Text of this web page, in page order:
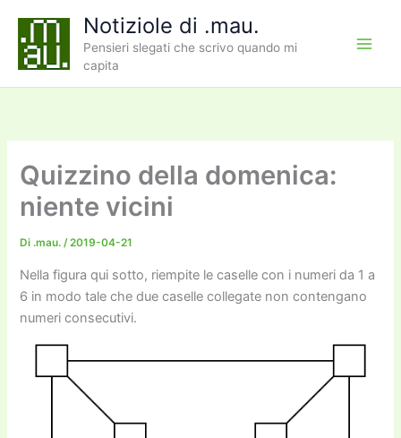
contenuto
Notiziole di .mau.
Pensieri slegati che scrivo quando mi
capita
Quizzino della domenica:
niente vicini
Di .mau./2019-04-21
Nella figura qui sotto, riempite le caselle con i numeri da 1 a
6 in modo tale che due caselle collegate non contengano
numeri consecutivi.